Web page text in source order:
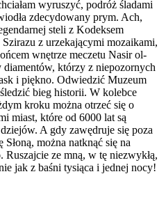
wyruszyć, podróż śladami
zdecydowany prym. Ach,
steli z Kodeksem
z urzekającymi mozaikami,
wnętrze meczetu Nasir ol-
którzy z niepozornych
i piękno. Odwiedzić Muzeum
bieg historii. W kolebce
kroku można otrzeć się o
miast, które od 6000 lat są
A gdy zawędruje się poza
można natknąć się na
ze mną, w tę niezwykłą,
jak z baśni tysiąca i jednej nocy!